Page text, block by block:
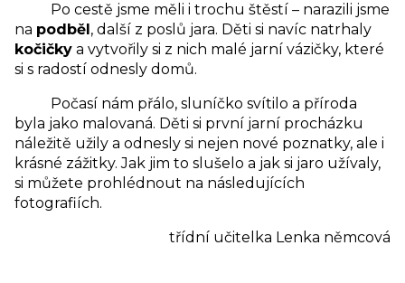
Po cestě jsme měli i trochu štěstí – narazili jsme
na podběl , další z poslů jara. Děti si navíc natrhaly
kočičky a vytvořily si z nich malé jarní vázičky, které
si s radostí odnesly domů.
Počasí nám přálo, sluníčko svítilo a příroda
byla jako malovaná. Děti si první jarní procházku
náležitě užily a odnesly si nejen nové poznatky, ale i
krásné zážitky. Jak jim to slušelo a jak si jaro užívaly,
si můžete prohlédnout na následujících
fotografiích.
třídní učitelka Lenka němcová